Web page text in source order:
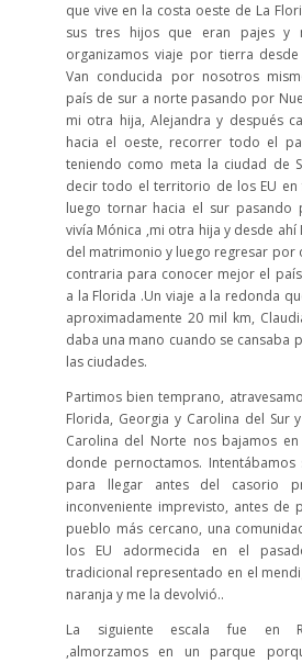
que vive en la costa oeste de La
sus tres hijos que eran pajes y
organizamos viaje por tierra
Van conducida por nosotros
país de sur a norte pasando por
mi otra hija, Alejandra y después
hacia el oeste, recorrer todo el
teniendo como meta la ciudad de
decir todo el territorio de los EU en
luego tornar hacia el sur pasando
vivía Mónica ,mi otra hija y desde ahí
del matrimonio y luego regresar por
contraria para conocer mejor el
a la Florida .Un viaje a la redonda
aproximadamente 20 mil km,
daba una mano cuando se cansaba
las ciudades.
Partimos bien temprano,
Florida, Georgia y Carolina del Sur
Carolina del Norte nos bajamos
donde pernoctamos.
para llegar antes del casorio
inconveniente imprevisto, antes de
pueblo más cercano, una
los EU adormecida en el
tradicional representado en el
naranja y me la devolvió..
La siguiente escala fue en
,almorzamos en un parque